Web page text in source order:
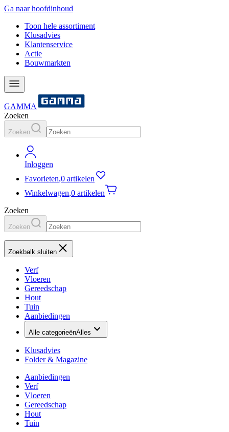
Ga naar hoofdinhoud
Toon hele assortiment
Klusadvies
Klantenservice
Actie
Bouwmarkten
GAMMA
Zoeken
Zoeken
Inloggen
Favorieten,0 artikelen
Winkelwagen,0 artikelen
Zoeken
Zoeken
Zoekbalk sluiten
Verf
Vloeren
Gereedschap
Hout
Tuin
Aanbiedingen
Alle categorieënAlles
Klusadvies
Folder & Magazine
Aanbiedingen
Verf
Vloeren
Gereedschap
Hout
Tuin